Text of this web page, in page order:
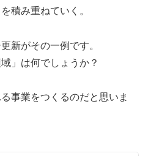
積み重ねていく。
新がその一例です。
」は何でしょうか？
事業をつくるのだと思いま